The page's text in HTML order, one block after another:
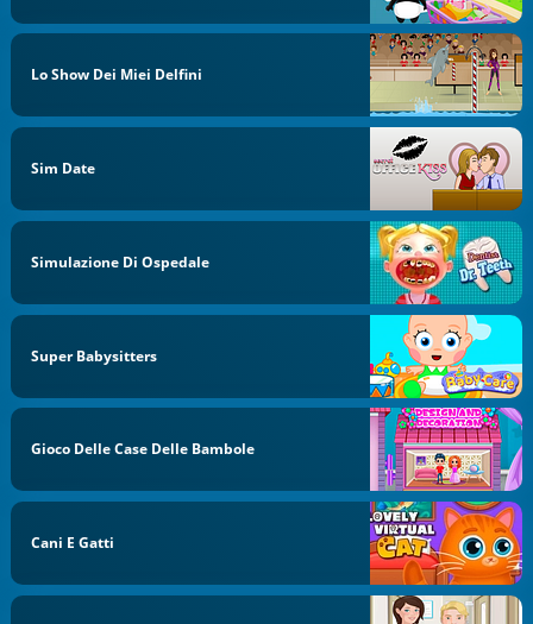
Lo Show Dei Miei Delfini
Sim Date
Simulazione Di Ospedale
Super Babysitters
Gioco Delle Case Delle Bambole
Cani E Gatti